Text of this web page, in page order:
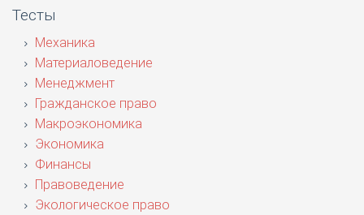
Тесты
Механика
Материаловедение
Менеджмент
Гражданское право
Макроэкономика
Экономика
Финансы
Правоведение
Экологическое право